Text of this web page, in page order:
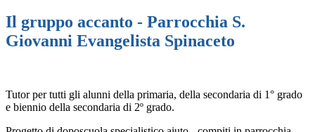
Il gruppo accanto - Parrocchia S.
Giovanni Evangelista Spinaceto
Tutor per tutti gli alunni della primaria, della secondaria di 1° grado
e biennio della secondaria di 2º grado.